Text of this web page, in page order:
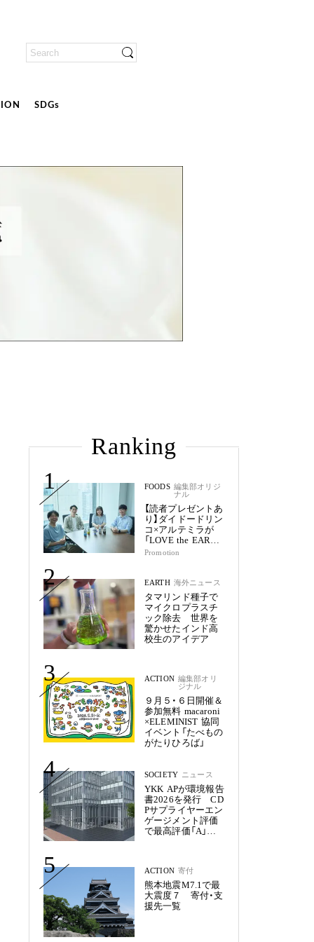
SDGs
Ranking
1
FOODS 編集部オリジ
ナル
【読者プレゼントあ
り】ダイドードリン
コ×アルテミラが
「LOVE the EARTH
シリーズ」で目指す
Promotion
2 EARTH 海外ニュース
タマリンド種子で
マイクロプラスチ
ック除去 世界を
驚かせたインド高
校生のアイデア
3 ACTION 編集部オリ
ジナル
９月５・６日開催＆
参加無料 macaroni
×ELEMINIST 協同
イベント「たべもの
がたりひろば」
4 SOCIETY ニュース
YKK APが環境報告
書2026を発行 CD
Pサプライヤーエン
ゲージメント評価
で最高評価「A」を
5 ACTION 寄付
熊本地震M7.1で最
大震度７ 寄付・支
援先一覧